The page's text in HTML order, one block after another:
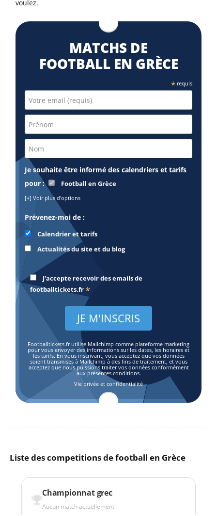
voulez.
MATCHS DE
FOOTBALL EN GRÈCE
*requis
Je souhaite être informé des calendriers et tarifs
pour :
Football en Grèce
[+] Voir plus d'options
Prévenez-moi de :
Calendrier et tarifs
Actualités du site et du blog
J'accepte recevoir des emails de
footballtickets.fr *
Footballtickets.fr utilise Mailchimp comme plateforme marketing
pour vous envoyer des informations sur les dates, les horaires et
les tarifs. En vous inscrivant, vous acceptez que vos données
soient transmises à Mailchimp à des fins de traitement, et vous
acceptez que nous puissions traiter vos données conformément
aux présentes conditions.
Vie privée et confidentialité
Liste des competitions de football en Grèce
Championnat grec
Aucun match actuellement